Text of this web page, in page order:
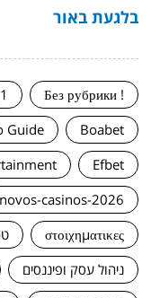
בלגעת באור
! Без рубрики
1
Boabet
Guide
Efbet
novos-casinos-2026
στοιχηματικες
ניהול עסק ופיננסים